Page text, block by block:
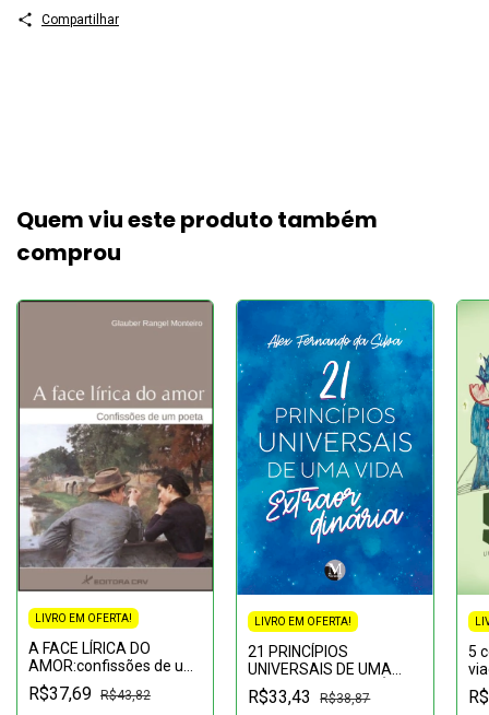
Compartilhar
Quem viu este produto também
comprou
LIVRO EM OFERTA!
A FACE LÍRICA DO
AMOR:confissões de um
poeta
R$37,69 R$43,82
LIVRO EM OFERTA!
21 PRINCÍPIOS
UNIVERSAIS DE UMA
VIDA EXTRAORDINÁRIA
R$33,43 R$38,87
5